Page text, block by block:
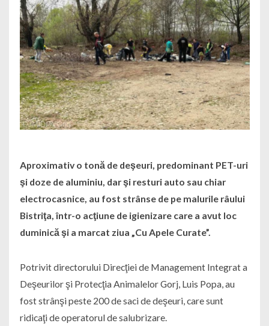
Aproximativ o tonă de deşeuri, predominant PET-uri
şi doze de aluminiu, dar şi resturi auto sau chiar
electrocasnice, au fost strânse de pe malurile râului
Bistriţa, într-o acţiune de igienizare care a avut loc
duminică şi a marcat ziua „Cu Apele Curate”.
Potrivit directorului Direcţiei de Management Integrat a
Deşeurilor şi Protecţia Animalelor Gorj, Luis Popa, au
fost strânşi peste 200 de saci de deşeuri, care sunt
ridicaţi de operatorul de salubrizare.